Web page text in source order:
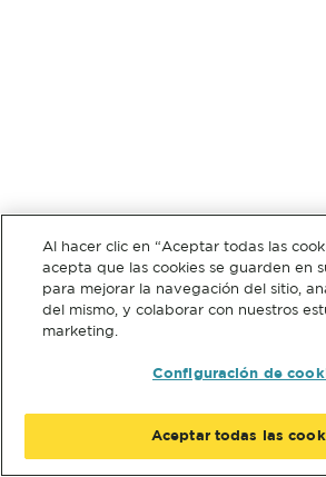
Al hacer clic en “Aceptar todas las
acepta que las cookies se guarden en
para mejorar la navegación del sitio,
del mismo, y colaborar con nuestros
marketing.
Configuración de
Aceptar todas las